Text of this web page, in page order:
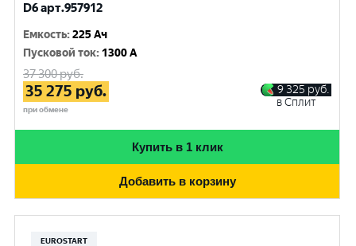
D6 арт.957912
Емкость:225 Ач
Пусковой ток: 1300 A
37 300руб.
35 275 руб.
при обмене
9 325 руб.
в Сплит
Купить в 1 клик
Добавить в корзину
EUROSTART